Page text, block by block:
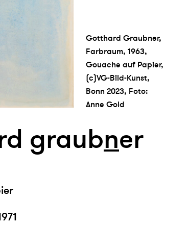
Gotthard Graubner,
Farbraum, 1963,
Gouache auf Papier,
(c)VG-Bild-Kunst,
Bonn 2023, Foto:
Anne Gold
graubner